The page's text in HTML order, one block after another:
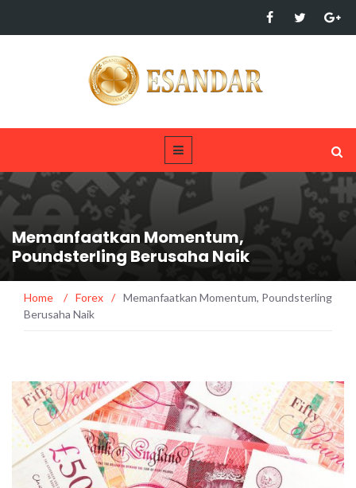
Memanfaatkan Momentum,
Poundsterling Berusaha Naik
Home / Forex / Memanfaatkan Momentum, Poundsterling
Berusaha Naik